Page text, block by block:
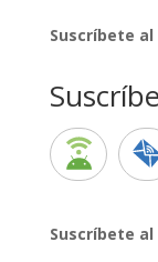
Suscríbete al
Suscríbete al